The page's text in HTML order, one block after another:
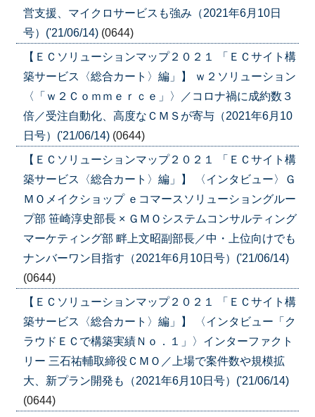
営支援、マイクロサービスも強み（2021年6月10日
号）('21/06/14) (0644)
【ＥＣソリューションマップ２０２１ 「ＥＣサイト構
築サービス〈総合カート〉編」】 ｗ２ソリューション
〈「ｗ２Ｃｏｍｍｅｒｃｅ」〉／コロナ禍に成約数３
倍／受注自動化、高度なＣＭＳが寄与（2021年6月10
日号）('21/06/14) (0644)
【ＥＣソリューションマップ２０２１ 「ＥＣサイト構
築サービス〈総合カート〉編」】 〈インタビュー〉Ｇ
ＭＯメイクショップ ｅコマースソリューショングルー
プ部 笹崎淳史部長 × ＧＭＯシステムコンサルティング
マーケティング部 畔上文昭副部長／中・上位向けでも
ナンバーワン目指す（2021年6月10日号）('21/06/14)
(0644)
【ＥＣソリューションマップ２０２１ 「ＥＣサイト構
築サービス〈総合カート〉編」】 〈インタビュー「ク
ラウドＥＣで構築実績Ｎｏ．１」〉インターファクト
リー 三石祐輔取締役ＣＭＯ／上場で案件数や規模拡
大、新プラン開発も（2021年6月10日号）('21/06/14)
(0644)